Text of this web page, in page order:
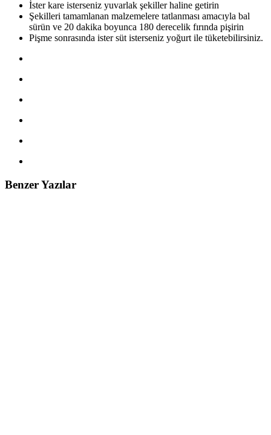
İster kare isterseniz yuvarlak şekiller haline getirin
Şekilleri tamamlanan malzemelere tatlanması amacıyla bal
sürün ve 20 dakika boyunca 180 derecelik fırında pişirin
Pişme sonrasında ister süt isterseniz yoğurt ile tüketebilirsiniz.
Benzer Yazılar